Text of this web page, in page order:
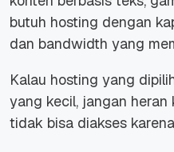
butuh hosting dengan
dan bandwidth yang
Kalau hosting yang
yang kecil, jangan heran
tidak bisa diakses